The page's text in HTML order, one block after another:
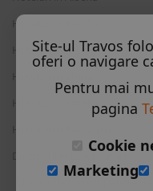
Hoteluri in Bansko
Hoteluri in Nisipurile de Aur
Hoteluri in Antalya
Destinatii in toata lumea
Polita
Site-ul Travos
oferi o navigare
Pentru mai
pagina
Cookie
Marketing